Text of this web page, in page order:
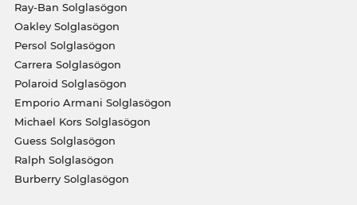
Ray-Ban Solglasögon
Oakley Solglasögon
Persol Solglasögon
Carrera Solglasögon
Polaroid Solglasögon
Emporio Armani Solglasögon
Michael Kors Solglasögon
Guess Solglasögon
Ralph Solglasögon
Burberry Solglasögon